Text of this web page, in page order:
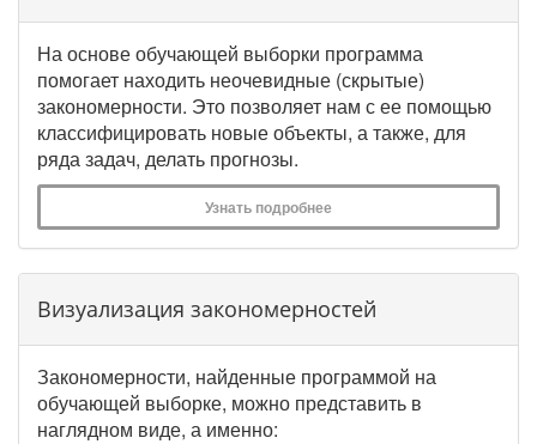
На основе обучающей выборки программа
помогает находить неочевидные (скрытые)
закономерности. Это позволяет нам с ее помощью
классифицировать новые объекты, а также, для
ряда задач, делать прогнозы.
Узнать подробнее
Визуализация закономерностей
Закономерности, найденные программой на
обучающей выборке, можно представить в
наглядном виде, а именно: